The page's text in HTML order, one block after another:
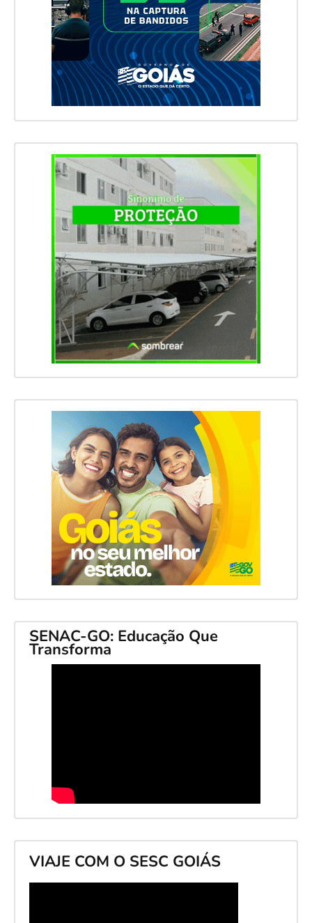
SENAC-GO: Educação Que
Transforma
VIAJE COM O SESC GOIÁS